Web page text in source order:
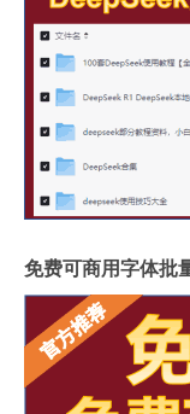
免费可商用字体批